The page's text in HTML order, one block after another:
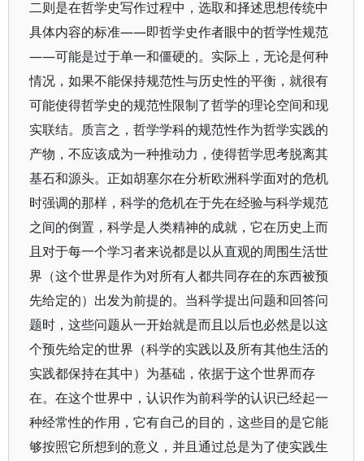
二则是在哲学史写作过程中，选取和择述思想传统中
具体内容的标准——即哲学史作者眼中的哲学性规范
——可能是过于单一和僵硬的。实际上，无论是何种
情况，如果不能保持规范性与历史性的平衡，就很有
可能使得哲学史的规范性限制了哲学的理论空间和现
实联结。质言之，哲学学科的规范性作为哲学实践的
产物，不应该成为一种推动力，使得哲学思考脱离其
基石和源头。正如胡塞尔在分析欧洲科学面对的危机
时强调的那样，科学的危机在于先在经验与科学规范
之间的倒置，科学是人类精神的成就，它在历史上而
且对于每一个学习者来说都是以从直观的周围生活世
界（这个世界是作为对所有人都共同存在的东西被预
先给定的）出发为前提的。当科学提出问题和回答问
题时，这些问题从一开始就是而且以后也必然是以这
个预先给定的世界（科学的实践以及所有其他生活的
实践都保持在其中）为基础，依据于这个世界而存
在。在这个世界中，认识作为前科学的认识已经起一
种经常性的作用，它有自己的目的，这些目的是它能
够按照它所想到的意义，并且通过总是为了使实践生